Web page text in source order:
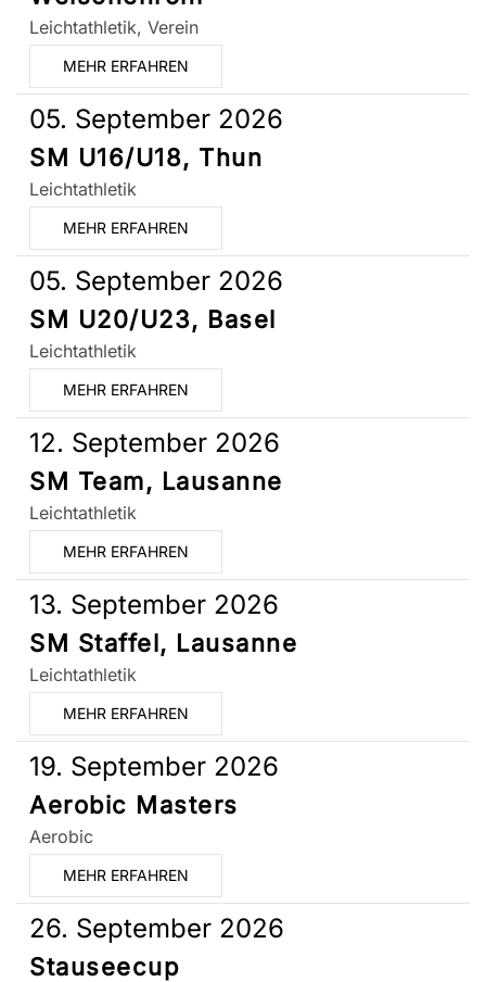
Leichtathletik, Verein
MEHR ERFAHREN
05. September 2026
SM U16/U18, Thun
Leichtathletik
MEHR ERFAHREN
05. September 2026
SM U20/U23, Basel
Leichtathletik
MEHR ERFAHREN
12. September 2026
SM Team, Lausanne
Leichtathletik
MEHR ERFAHREN
13. September 2026
SM Staffel, Lausanne
Leichtathletik
MEHR ERFAHREN
19. September 2026
Aerobic Masters
Aerobic
MEHR ERFAHREN
26. September 2026
Stauseecup